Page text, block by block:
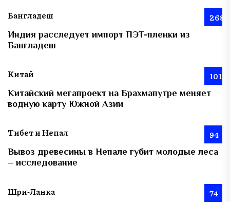
Бангладеш 268
Индия расследует импорт ПЭТ-пленки из
Бангладеш
Китай 101
Китайский мегапроект на Брахмапутре меняет
водную карту Южной Азии
Тибет и Непал 94
Вывоз древесины в Непале губит молодые леса
– исследование
Шри-Ланка 74